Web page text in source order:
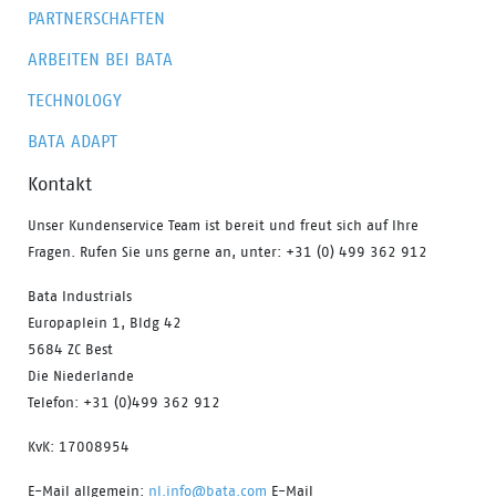
PARTNERSCHAFTEN
ARBEITEN BEI BATA
TECHNOLOGY
BATA ADAPT
Kontakt
Unser Kundenservice Team ist bereit und freut sich auf Ihre
Fragen. Rufen Sie uns gerne an, unter: +31 (0) 499 362 912
Bata Industrials
Europaplein 1, Bldg 42
5684 ZC Best
Die Niederlande
Telefon: +31 (0)499 362 912
KvK: 17008954
E-Mail allgemein: nl.info@bata.com E-Mail